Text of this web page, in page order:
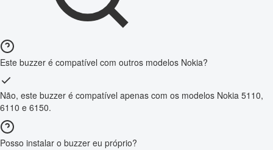
Este buzzer é compatível com outros modelos Nokia?
Não, este buzzer é compatível apenas com os modelos Nokia 5110,
6110 e 6150.
Posso instalar o buzzer eu próprio?